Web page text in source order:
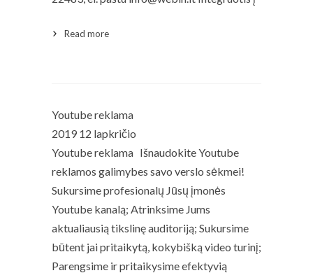
Read more
Youtube reklama
2019 12 lapkričio
Youtube reklama Išnaudokite Youtube
reklamos galimybes savo verslo sėkmei!
Sukursime profesionalų Jūsų įmonės
Youtube kanalą; Atrinksime Jums
aktualiausią tikslinę auditoriją; Sukursime
būtent jai pritaikytą, kokybišką video turinį;
Parengsime ir pritaikysime efektyvią